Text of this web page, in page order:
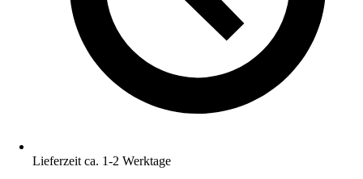
Lieferzeit ca. 1-2 Werktage